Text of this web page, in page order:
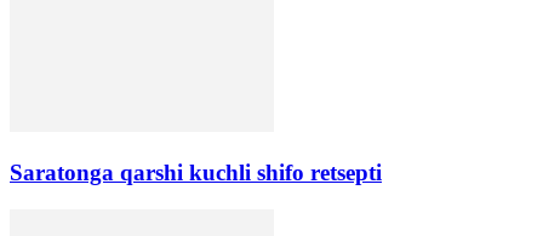
Saratonga qarshi kuchli shifo retsepti